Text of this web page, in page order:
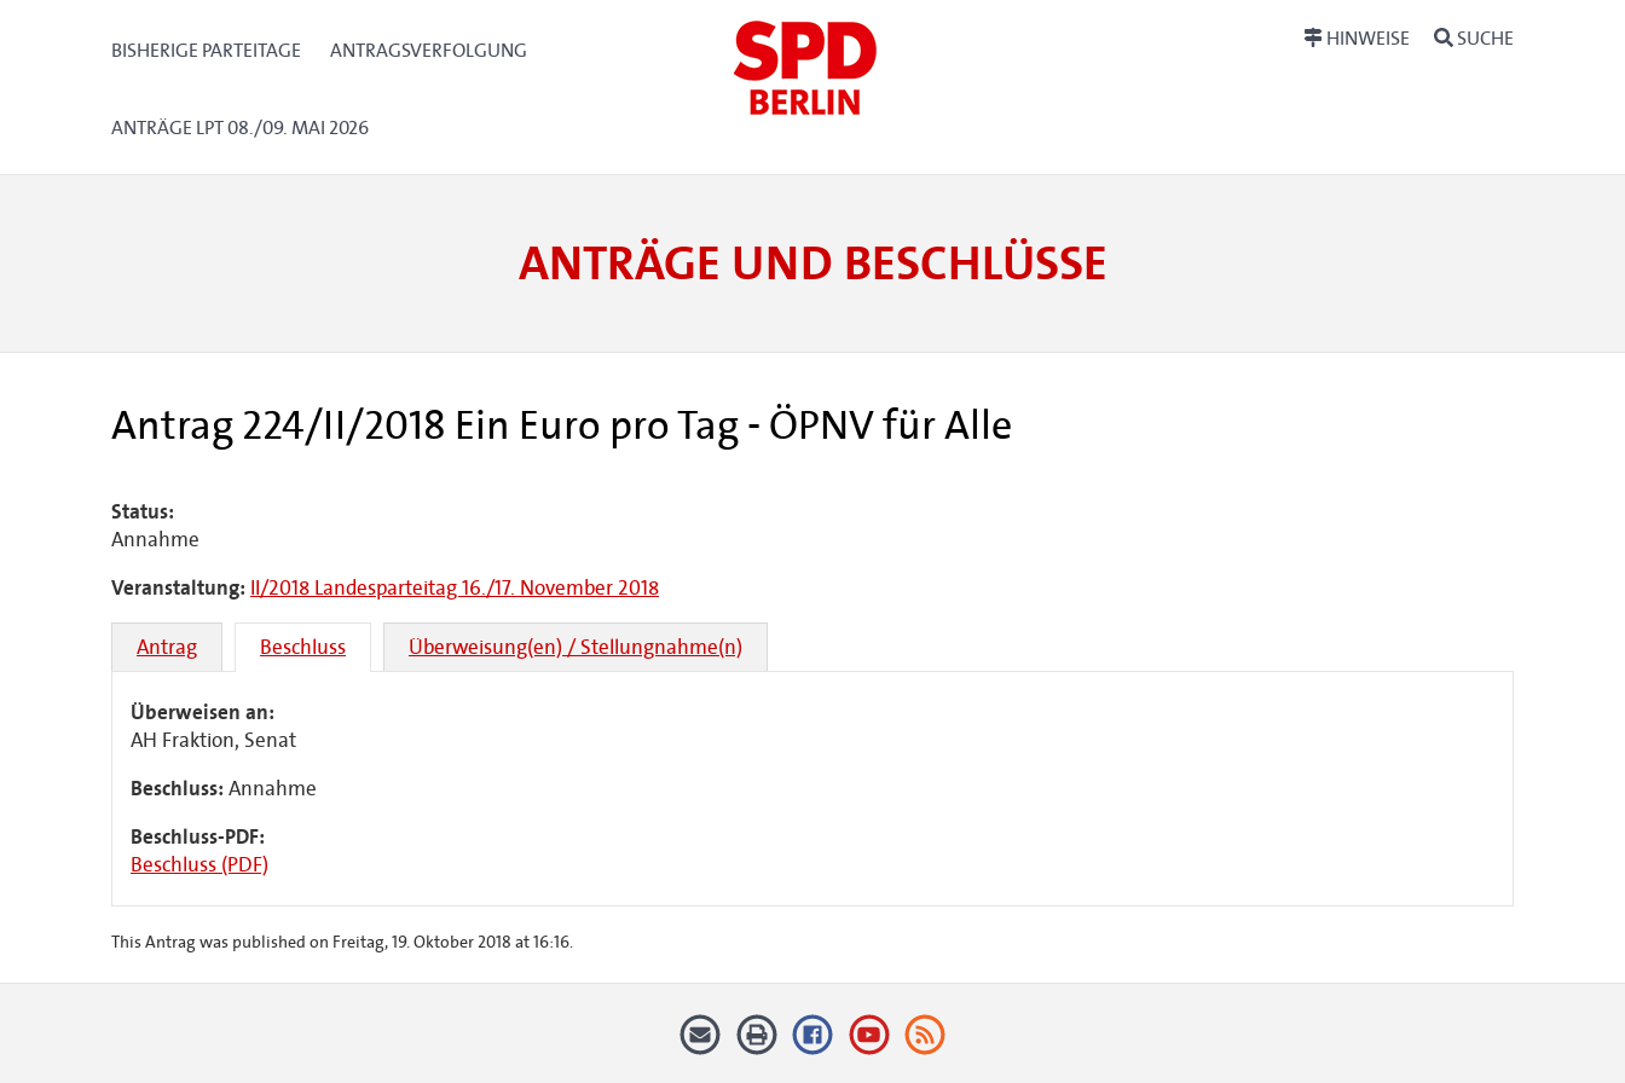
BISHERIGE PARTEITAGE ANTRAGSVERFOLGUNG
ANTRÄGE LPT 08./09. MAI 2026
HINWEISE SUCHE
ANTRÄGE UND BESCHLÜSSE
Antrag 224/II/2018 Ein Euro pro Tag - ÖPNV für Alle
Status:
Annahme
Veranstaltung: II/2018 Landesparteitag 16./17. November 2018
Antrag Beschluss Überweisung(en) / Stellungnahme(n)
Überweisen an:
AH Fraktion, Senat
Beschluss: Annahme
Beschluss-PDF:
Beschluss (PDF)
This Antrag was published on Freitag, 19. Oktober 2018 at 16:16.